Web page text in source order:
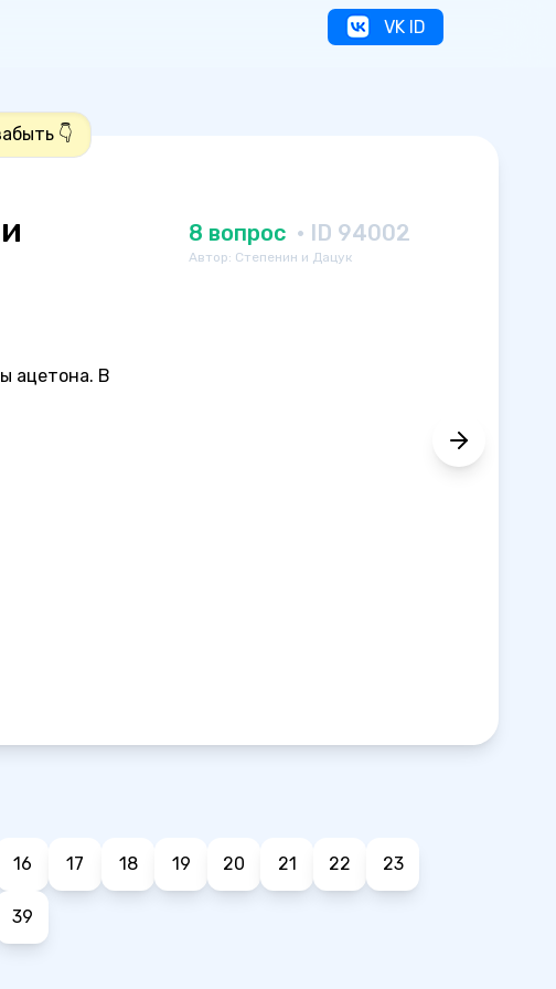
VK ID
👇
8 вопрос · ID 94002
Автор: Степенин и Дацук
ацетона. В
16 17 18 19 20 21 22 23
39